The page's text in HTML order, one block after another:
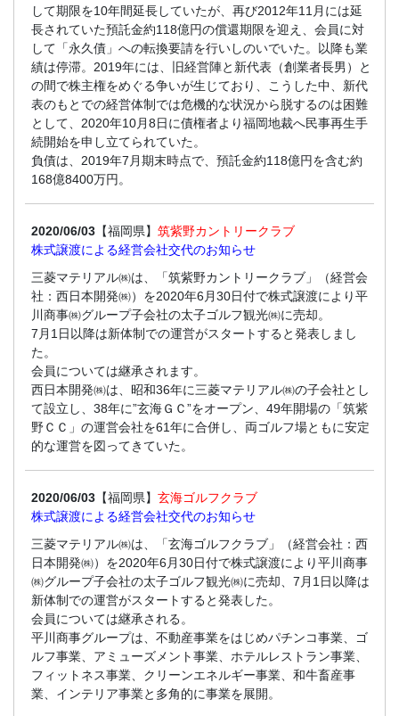
して期限を10年間延長していたが、再び2012年11月には延
長されていた預託金約118億円の償還期限を迎え、会員に対
して「永久債」への転換要請を行いしのいでいた。以降も業
績は停滞。2019年には、旧経営陣と新代表（創業者長男）と
の間で株主権をめぐる争いが生じており、こうした中、新代
表のもとでの経営体制では危機的な状況から脱するのは困難
として、2020年10月8日に債権者より福岡地裁へ民事再生手
続開始を申し立てられていた。
負債は、2019年7月期末時点で、預託金約118億円を含む約
168億8400万円。
2020/06/03【福岡県】 筑紫野カントリークラブ
株式譲渡による経営会社交代のお知らせ
三菱マテリアル㈱は、「筑紫野カントリークラブ」（経営会
社：西日本開発㈱）を2020年6月30日付で株式譲渡により平
川商事㈱グループ子会社の太子ゴルフ観光㈱に売却。
7月1日以降は新体制での運営がスタートすると発表しまし
た。
会員については継承されます。
西日本開発㈱は、昭和36年に三菱マテリアル㈱の子会社とし
て設立し、38年に”玄海ＧＣ”をオープン、49年開場の「筑紫
野ＣＣ」の運営会社を61年に合併し、両ゴルフ場ともに安定
的な運営を図ってきていた。
2020/06/03【福岡県】 玄海ゴルフクラブ
株式譲渡による経営会社交代のお知らせ
三菱マテリアル㈱は、「玄海ゴルフクラブ」（経営会社：西
日本開発㈱）を2020年6月30日付で株式譲渡により平川商事
㈱グループ子会社の太子ゴルフ観光㈱に売却、7月1日以降は
新体制での運営がスタートすると発表した。
会員については継承される。
平川商事グループは、不動産事業をはじめパチンコ事業、ゴ
ルフ事業、アミューズメント事業、ホテルレストラン事業、
フィットネス事業、クリーンエネルギー事業、和牛畜産事
業、インテリア事業と多角的に事業を展開。